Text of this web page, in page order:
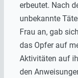
erbeutet. Nach
unbekannte
Frau an, gab
das Opfer auf
Aktivitäten auf
den